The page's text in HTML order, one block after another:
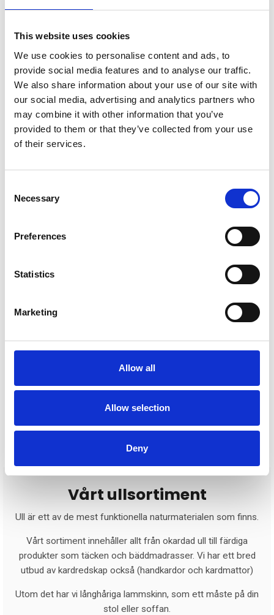
This website uses cookies
We use cookies to personalise content and ads, to
provide social media features and to analyse our traffic.
We also share information about your use of our site with
our social media, advertising and analytics partners who
may combine it with other information that you’ve
provided to them or that they’ve collected from your use
of their services.
Selection
Necessary
Preferences
Statistics
Marketing
Allow all
Allow selection
Deny
Fårskinn
Kardredskap
Herrtröja 3025
1250:-
Köp
Vårt ullsortiment
Ull är ett av de mest funktionella naturmaterialen som finns.
Vårt sortiment innehåller allt från okardad ull till färdiga
produkter som täcken och bäddmadrasser. Vi har ett bred
utbud av kardredskap också (handkardor och kardmattor)
Utom det har vi långhåriga lammskinn, som ett måste på din
stol eller soffan.